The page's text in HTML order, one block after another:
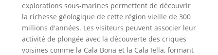
explorations sous-marines permettent de découvrir
la richesse géologique de cette région vieille de 300
millions d'années. Les visiteurs peuvent associer leur
activité de plongée avec la découverte des criques
voisines comme la Cala Bona et la Cala Iella, formant